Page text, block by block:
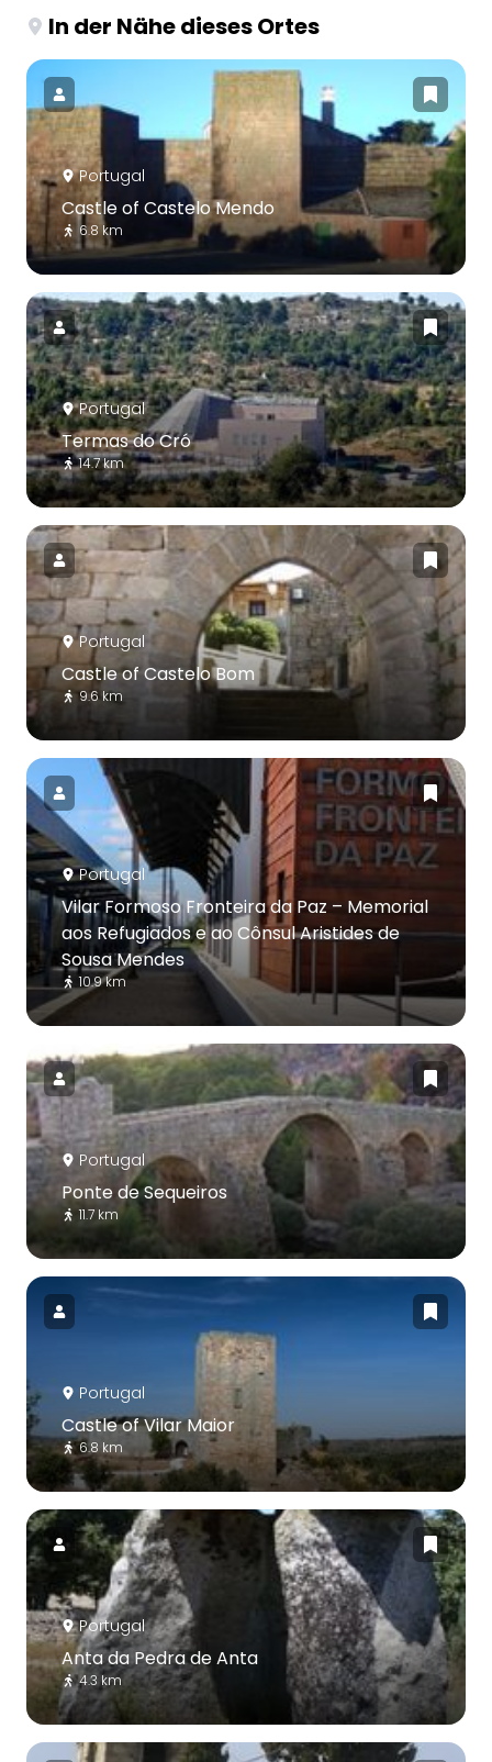
In der Nähe dieses Ortes
Portugal
Castle of Castelo Mendo
6.8 km
Portugal
Termas do Cró
14.7 km
Portugal
Castle of Castelo Bom
9.6 km
Portugal
Vilar Formoso Fronteira da Paz – Memorial
aos Refugiados e ao Cônsul Aristides de
Sousa Mendes
10.9 km
Portugal
Ponte de Sequeiros
11.7 km
Portugal
Castle of Vilar Maior
6.8 km
Portugal
Anta da Pedra de Anta
4.3 km